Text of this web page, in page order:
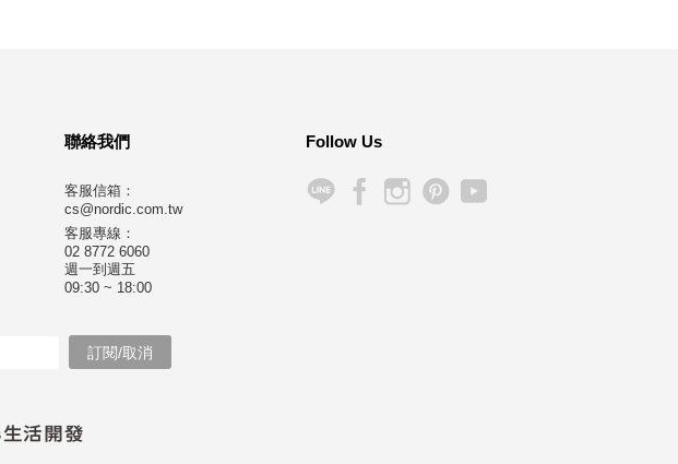
聯絡我們
客服信箱：
cs@nordic.com.tw
客服專線：
02 8772 6060
週一到週五
09:30 ~ 18:00
Follow Us